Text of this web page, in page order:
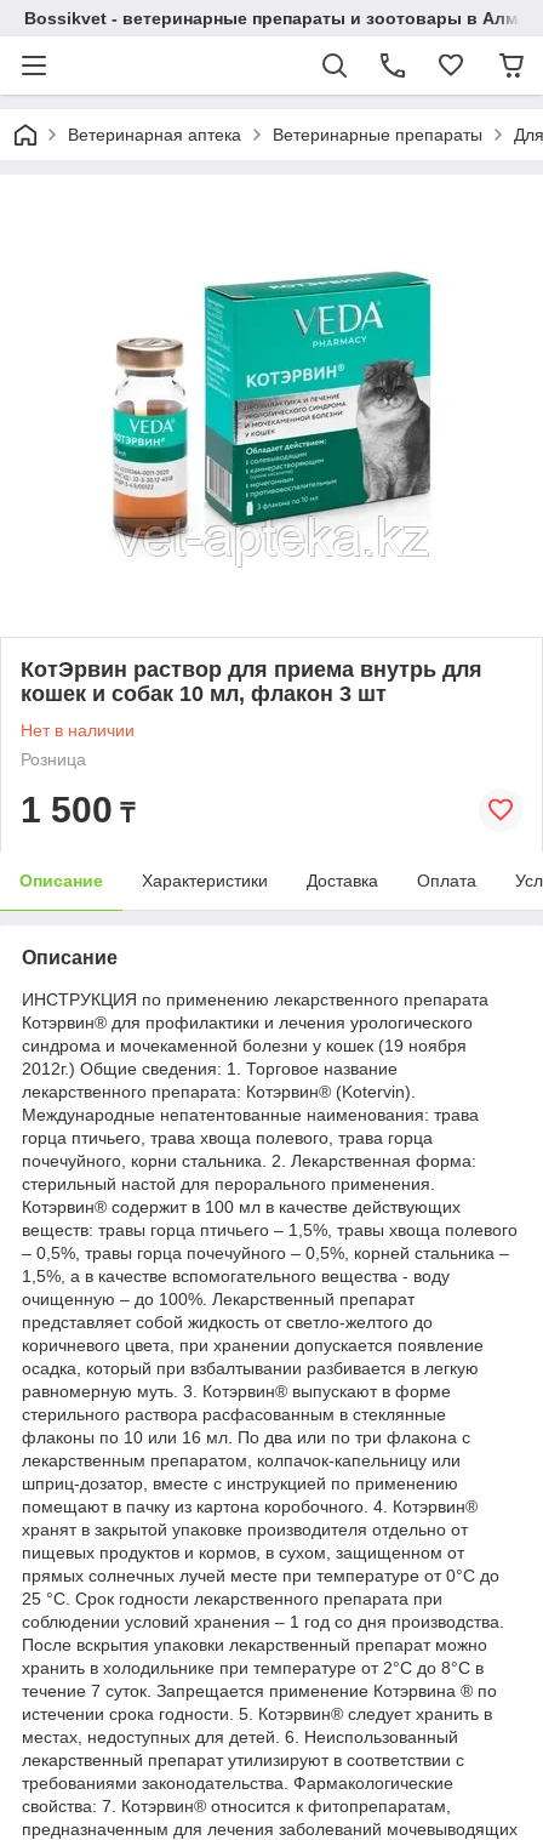
Bossikvet - ветеринарные препараты и зоотовары в
Ветеринарная аптека Ветеринарные препараты
КотЭрвин раствор для приема внутрь для
кошек и собак 10 мл, флакон 3 шт
Нет в наличии
Розница
1 500 ₸
Описание Характеристики Доставка Оплата
Описание
ИНСТРУКЦИЯ по применению лекарственного препарата
Котэрвин® для профилактики и лечения урологического
синдрома и мочекаменной болезни у кошек (19 ноября
2012г.) Общие сведения: 1. Торговое название
лекарственного препарата: Котэрвин® (Kotervin).
Международные непатентованные наименования: трава
горца птичьего, трава хвоща полевого, трава горца
почечуйного, корни стальника. 2. Лекарственная форма:
стерильный настой для перорального применения.
Котэрвин® содержит в 100 мл в качестве действующих
веществ: травы горца птичьего – 1,5%, травы хвоща полевого
– 0,5%, травы горца почечуйного – 0,5%, корней стальника –
1,5%, а в качестве вспомогательного вещества - воду
очищенную – до 100%. Лекарственный препарат
представляет собой жидкость от светло-желтого до
коричневого цвета, при хранении допускается появление
осадка, который при взбалтывании разбивается в легкую
равномерную муть. 3. Котэрвин® выпускают в форме
стерильного раствора расфасованным в стеклянные
флаконы по 10 или 16 мл. По два или по три флакона с
лекарственным препаратом, колпачок-капельницу или
шприц-дозатор, вместе с инструкцией по применению
помещают в пачку из картона коробочного. 4. Котэрвин®
хранят в закрытой упаковке производителя отдельно от
пищевых продуктов и кормов, в сухом, защищенном от
прямых солнечных лучей месте при температуре от 0°С до
25 °С. Срок годности лекарственного препарата при
соблюдении условий хранения – 1 год со дня производства.
После вскрытия упаковки лекарственный препарат можно
хранить в холодильнике при температуре от 2°С до 8°С в
течение 7 суток. Запрещается применение Котэрвина ® по
истечении срока годности. 5. Котэрвин® следует хранить в
местах, недоступных для детей. 6. Неиспользованный
лекарственный препарат утилизируют в соответствии с
требованиями законодательства. Фармакологические
свойства: 7. Котэрвин® относится к фитопрепаратам,
предназначенным для лечения заболеваний мочевыводящих